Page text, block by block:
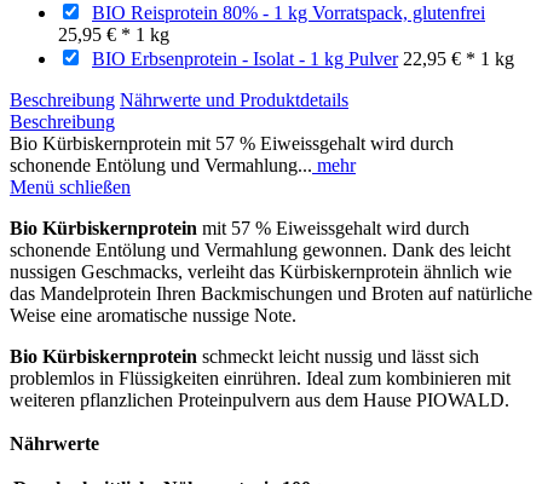
BIO Reisprotein 80% - 1 kg Vorratspack, glutenfrei
25,95 € * 1 kg
BIO Erbsenprotein - Isolat - 1 kg Pulver 22,95 € * 1 kg
Beschreibung Nährwerte und Produktdetails
Beschreibung
Bio Kürbiskernprotein mit 57 % Eiweissgehalt wird durch
schonende Entölung und Vermahlung... mehr
Menü schließen
Bio Kürbiskernprotein mit 57 % Eiweissgehalt wird durch
schonende Entölung und Vermahlung gewonnen. Dank des leicht
nussigen Geschmacks, verleiht das Kürbiskernprotein ähnlich wie
das Mandelprotein Ihren Backmischungen und Broten auf natürliche
Weise eine aromatische nussige Note.
Bio Kürbiskernprotein schmeckt leicht nussig und lässt sich
problemlos in Flüssigkeiten einrühren. Ideal zum kombinieren mit
weiteren pflanzlichen Proteinpulvern aus dem Hause PIOWALD.
Nährwerte